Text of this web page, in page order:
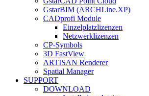
GstarBIM (ARCHLine.XP)
CADprofi Module
Einzelplatzlizenzen
Netzwerklizenzen
CP-Symbols
3D FastView
ARTISAN Renderer
Spatial Manager
SUPPORT
DOWNLOAD